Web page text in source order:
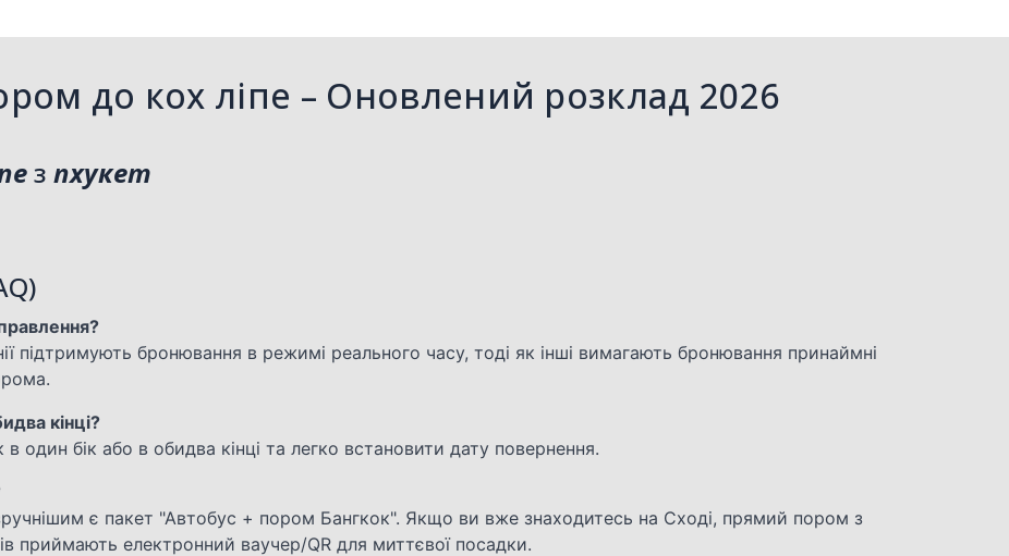
до кох ліпе – Оновлений розклад 2026
з пхукет
підтримують бронювання в режимі реального часу, тоді як інші вимагають бронювання принаймні
кінці?
бік або в обидва кінці та легко встановити дату повернення.
є пакет "Автобус + пором Бангкок". Якщо ви вже знаходитесь на Сході, прямий пором з
приймають електронний ваучер/QR для миттєвої посадки.